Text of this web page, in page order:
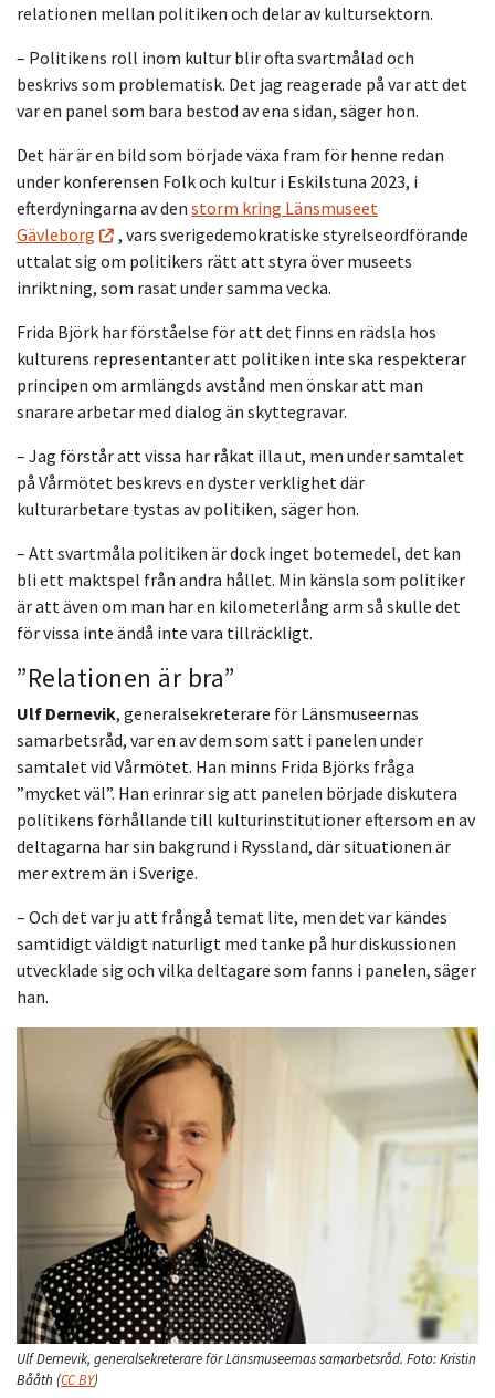
relationen mellan politiken och delar av kultursektorn.
– Politikens roll inom kultur blir ofta svartmålad och
beskrivs som problematisk. Det jag reagerade på var att det
var en panel som bara bestod av ena sidan, säger hon.
Det här är en bild som började växa fram för henne redan
under konferensen Folk och kultur i Eskilstuna 2023, i
efterdyningarna av den storm kring Länsmuseet
Gävleborg
, vars sverigedemokratiske styrelseordförande
uttalat sig om politikers rätt att styra över museets
inriktning, som rasat under samma vecka.
Frida Björk har förståelse för att det finns en rädsla hos
kulturens representanter att politiken inte ska respekterar
principen om armlängds avstånd men önskar att man
snarare arbetar med dialog än skyttegravar.
– Jag förstår att vissa har råkat illa ut, men under samtalet
på Vårmötet beskrevs en dyster verklighet där
kulturarbetare tystas av politiken, säger hon.
– Att svartmåla politiken är dock inget botemedel, det kan
bli ett maktspel från andra hållet. Min känsla som politiker
är att även om man har en kilometerlång arm så skulle det
för vissa inte ändå inte vara tillräckligt.
”Relationen är bra”
Ulf Dernevik, generalsekreterare för Länsmuseernas
samarbetsråd, var en av dem som satt i panelen under
samtalet vid Vårmötet. Han minns Frida Björks fråga
”mycket väl”. Han erinrar sig att panelen började diskutera
politikens förhållande till kulturinstitutioner eftersom en av
deltagarna har sin bakgrund i Ryssland, där situationen är
mer extrem än i Sverige.
– Och det var ju att frångå temat lite, men det var kändes
samtidigt väldigt naturligt med tanke på hur diskussionen
utvecklade sig och vilka deltagare som fanns i panelen, säger
han.
Ulf Dernevik, generalsekreterare för Länsmuseernas samarbetsråd. Foto:Kristin
Bååth (CC BY)